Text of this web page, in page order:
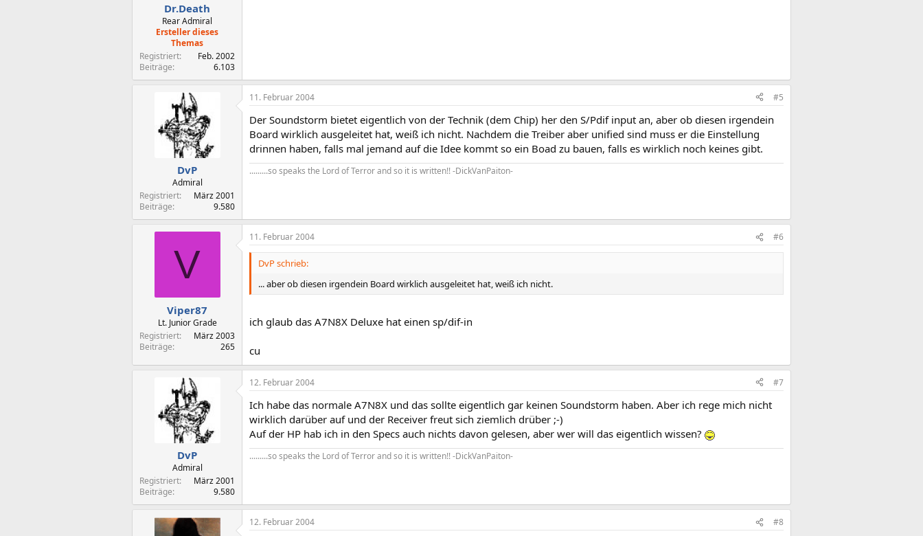
Dr.Death
Rear Admiral
Ersteller dieses
Themas
Registriert
Feb. 2002
Beiträge
6.103
DvP
Admiral
Registriert
März 2001
Beiträge
9.580
11. Februar 2004 #5
Der Soundstorm bietet eigentlich von der Technik (dem Chip) her den S/Pdif input an, aber ob diesen irgendein
Board wirklich ausgeleitet hat, weiß ich nicht. Nachdem die Treiber aber unified sind muss er die Einstellung
drinnen haben, falls mal jemand auf die Idee kommt so ein Boad zu bauen, falls es wirklich noch keines gibt.
.........so speaks the Lord of Terror and so it is written!! -DickVanPaiton-
V
Viper87
Lt. Junior Grade
Registriert
März 2003
Beiträge
265
11. Februar 2004 #6
DvP schrieb:
... aber ob diesen irgendein Board wirklich ausgeleitet hat, weiß ich nicht.
ich glaub das A7N8X Deluxe hat einen sp/dif-in
cu
DvP
Admiral
Registriert
März 2001
Beiträge
9.580
12. Februar 2004 #7
Ich habe das normale A7N8X und das sollte eigentlich gar keinen Soundstorm haben. Aber ich rege mich nicht
wirklich darüber auf und der Receiver freut sich ziemlich drüber ;-)
Auf der HP hab ich in den Specs auch nichts davon gelesen, aber wer will das eigentlich wissen?
.........so speaks the Lord of Terror and so it is written!! -DickVanPaiton-
12. Februar 2004 #8